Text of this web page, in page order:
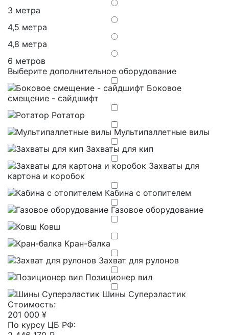
3 метра
4,5 метра
4,8 метра
6 метров
Выберите дополнительное оборудование
Боковое
смещение - сайдшифт
Ротатор
Мультипаллетные вилы
Захваты для кип
Захваты для
картона и коробок
Кабина с отопителем
Газовое оборудование
Ковш
Кран-балка
Захват для рулонов
Позиционер вил
Шины Суперэластик
Cтоимость:
201 000 ¥
По курсу ЦБ РФ: